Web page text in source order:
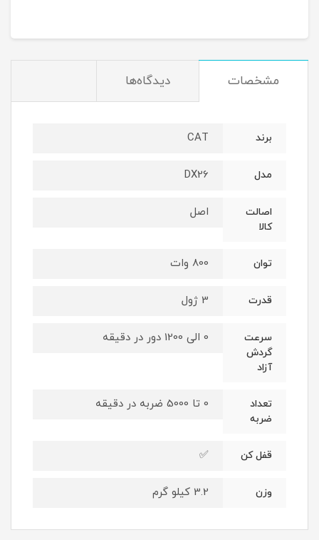
مشخصات دیدگاه‌ها
برند CAT
مدل DX26
اصالت
کالا
اصل
توان 800 وات
قدرت 3 ژول
سرعت
گردش
آزاد
0 الی 1200 دور در دقیقه
تعداد
ضربه
0 تا 5000 ضربه در دقیقه
قفل کن ✅
وزن 3.2 کیلو گرم